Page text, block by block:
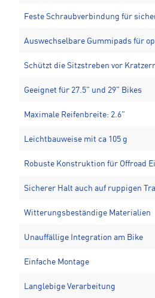
Feste Schraubverbindung für
Auswechselbare Gummipads für
Schützt die Sitzstreben vor
Geeignet für 27.5" und 29" Bikes
Maximale Reifenbreite: 2.6"
Leichtbauweise mit ca 105 g
Robuste Konstruktion für Offroad
Sicherer Halt auch auf ruppigen
Witterungsbeständige Materialien
Unauffällige Integration am Bike
Einfache Montage
Langlebige Verarbeitung